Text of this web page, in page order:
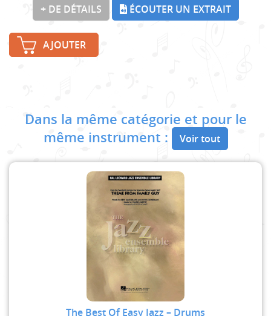
+ DE DÉTAILS ÉCOUTER UN EXTRAIT
AJOUTER
Dans la même catégorie et pour le
même instrument :
Voir tout
The Best Of Easy Jazz – Drums